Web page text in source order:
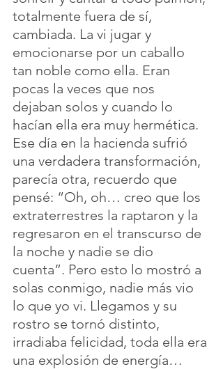
totalmente fuera de sí,
cambiada. La vi jugar y
emocionarse por un caballo
tan noble como ella. Eran
pocas la veces que nos
dejaban solos y cuando lo
hacían ella era muy hermética.
Ese día en la hacienda sufrió
una verdadera transformación,
parecía otra, recuerdo que
pensé: “Oh, oh… creo que los
extraterrestres la raptaron y la
regresaron en el transcurso de
la noche y nadie se dio
cuenta”. Pero esto lo mostró a
solas conmigo, nadie más vio
lo que yo vi. Llegamos y su
rostro se tornó distinto,
irradiaba felicidad, toda ella era
una explosión de energía…